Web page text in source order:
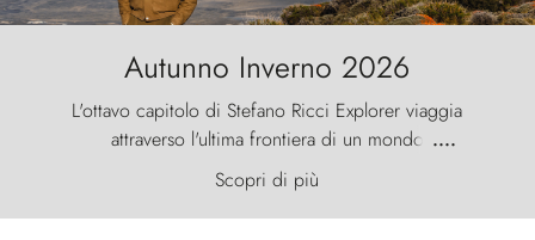
Autunno Inverno 2026
L'ottavo capitolo di Stefano Ricci Explorer viaggia
attraverso l'ultima frontiera di un mondo
primordiale, dove il vento scolpisce la natura con
furia ancestrale e le Torres del Paine sfidano il
cielo come sentinelle di pietra.
....
Scopri di più